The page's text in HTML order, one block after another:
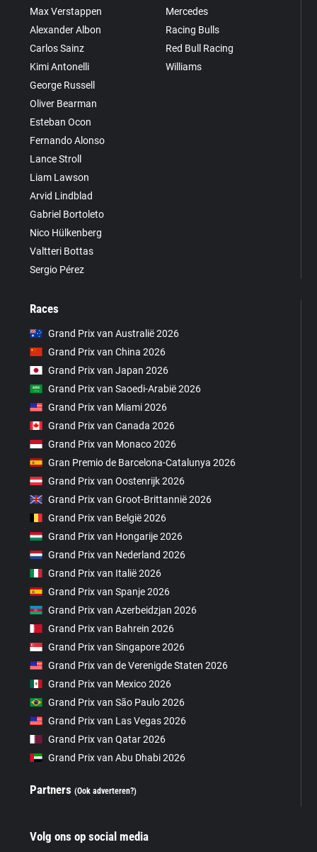
Max Verstappen
Alexander Albon
Carlos Sainz
Kimi Antonelli
George Russell
Oliver Bearman
Esteban Ocon
Fernando Alonso
Lance Stroll
Liam Lawson
Arvid Lindblad
Gabriel Bortoleto
Nico Hülkenberg
Valtteri Bottas
Sergio Pérez
Mercedes
Racing Bulls
Red Bull Racing
Williams
Races
Grand Prix van Australië 2026
Grand Prix van China 2026
Grand Prix van Japan 2026
Grand Prix van Saoedi-Arabië 2026
Grand Prix van Miami 2026
Grand Prix van Canada 2026
Grand Prix van Monaco 2026
Gran Premio de Barcelona-Catalunya 2026
Grand Prix van Oostenrijk 2026
Grand Prix van Groot-Brittannië 2026
Grand Prix van België 2026
Grand Prix van Hongarije 2026
Grand Prix van Nederland 2026
Grand Prix van Italië 2026
Grand Prix van Spanje 2026
Grand Prix van Azerbeidzjan 2026
Grand Prix van Bahrein 2026
Grand Prix van Singapore 2026
Grand Prix van de Verenigde Staten 2026
Grand Prix van Mexico 2026
Grand Prix van São Paulo 2026
Grand Prix van Las Vegas 2026
Grand Prix van Qatar 2026
Grand Prix van Abu Dhabi 2026
Partners(Ook adverteren?)
Volg ons op social media